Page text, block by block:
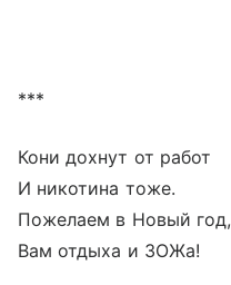
***
Кони дохнут от работ
И никотина тоже.
Пожелаем в Новый год,
Вам отдыха и ЗОЖа!